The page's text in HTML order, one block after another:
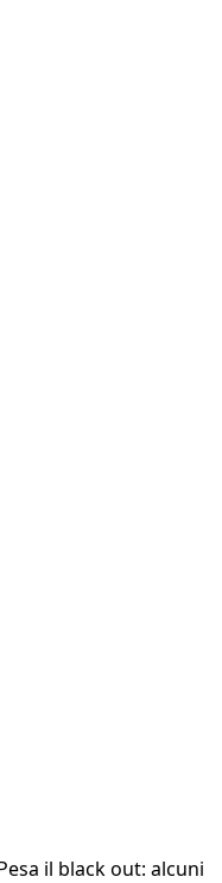
il black out: alcuni